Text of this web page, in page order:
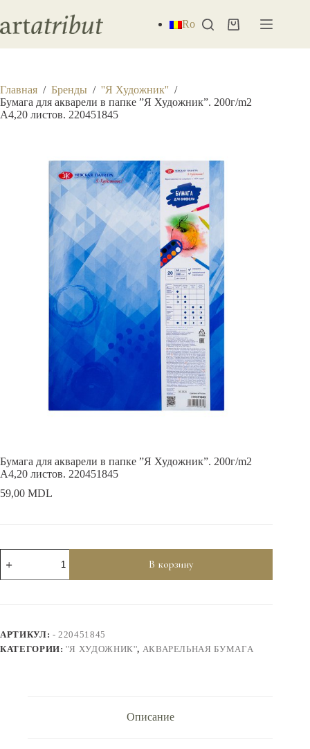
сути
Ro Корзина
Главная / Бренды / ''Я Художник'' /
Бумага для акварели в папке ”Я Художник”. 200г/m2
A4,20 листов. 220451845
Бумага для акварели в папке ”Я Художник”. 200г/m2
A4,20 листов. 220451845
59,00 MDL
Количество
товара
Бумага
''Я
Художник''.
В корзину
АРТИКУЛ: - 220451845
КАТЕГОРИИ:''Я ХУДОЖНИК'', АКВАРЕЛЬНАЯ БУМАГА
Описание